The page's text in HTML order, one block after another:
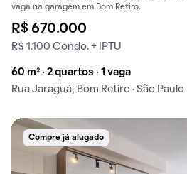
vaga na garagem em Bom Retiro.
R$ 670.000
R$ 1.100 Condo. + IPTU
60 m² · 2 quartos · 1 vaga
Rua Jaraguá, Bom Retiro · São Paulo
Compre já alugado